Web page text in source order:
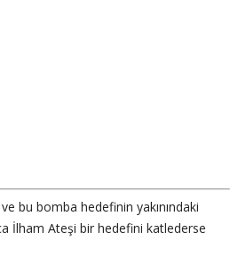
bu bomba hedefinin yakınındaki
İlham Ateşi bir hedefini katlederse